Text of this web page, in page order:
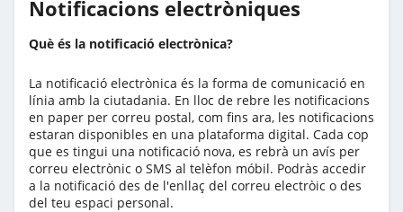
Notificacions electròniques
Què és la notificació electrònica?
La notificació electrònica és la forma de comunicació en
línia amb la ciutadania. En lloc de rebre les notificacions
en paper per correu postal, com fins ara, les notificacions
estaran disponibles en una plataforma digital. Cada cop
que es tingui una notificació nova, es rebrà un avís per
correu electrònic o SMS al telèfon móbil. Podràs accedir
a la notificació des de l'enllaç del correu electròic o des
del teu espaci personal.